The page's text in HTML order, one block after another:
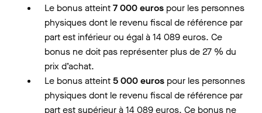
Le bonus atteint7 000 euros pour les personnes
physiques dont le revenu fiscal de référence par
part est inférieur ou égal à 14 089 euros. Ce
bonus ne doit pas représenter plus de 27 % du
prix d’achat.
Le bonus atteint5 000 euros pour les personnes
physiques dont le revenu fiscal de référence par
part est supérieur à 14 089 euros. Ce bonus ne